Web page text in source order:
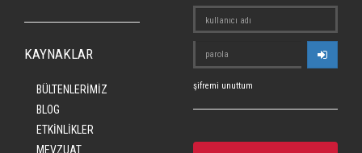
KAYNAKLAR
BÜLTENLERİMİZ
BLOG
ETKİNLİKLER
MEVZUAT
şifremi unuttum